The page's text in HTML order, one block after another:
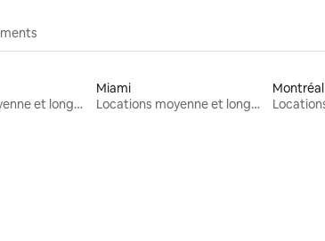
Locations moyenne et longue durée
Miami
Locations moyenne et longue durée
Montréal